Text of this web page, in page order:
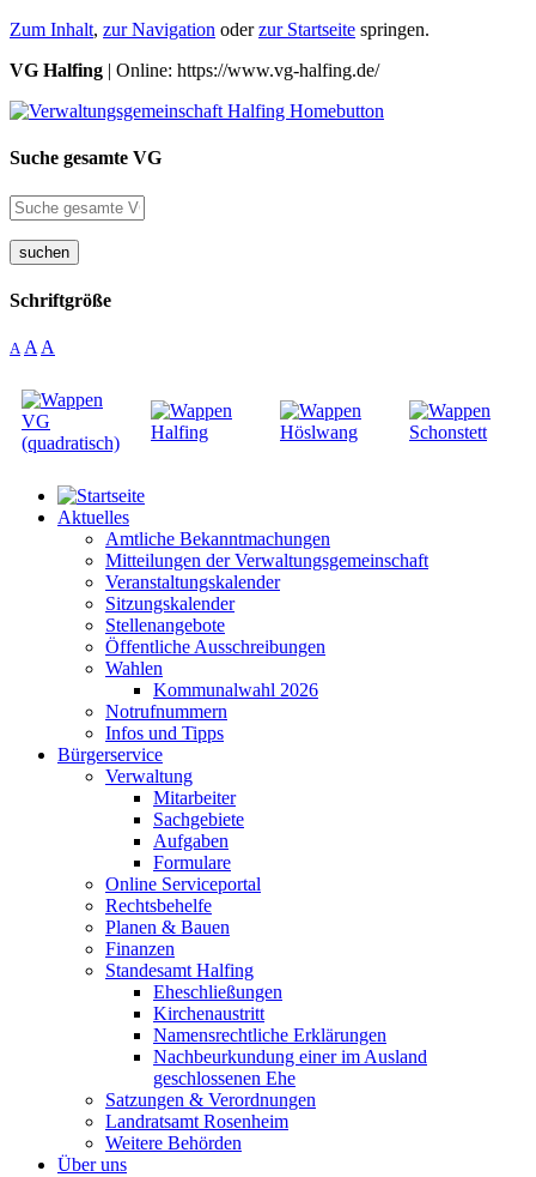
Zum Inhalt, zur Navigation oderzur Startseite springen.
VG Halfing | Online: https://www.vg-halfing.de/
Suche gesamte VG
suchen
Schriftgröße
A A A
Aktuelles
Amtliche Bekanntmachungen
Mitteilungen der Verwaltungsgemeinschaft
Veranstaltungskalender
Sitzungskalender
Stellenangebote
Öffentliche Ausschreibungen
Wahlen
Kommunalwahl 2026
Notrufnummern
Infos und Tipps
Bürgerservice
Verwaltung
Mitarbeiter
Sachgebiete
Aufgaben
Formulare
Online Serviceportal
Rechtsbehelfe
Planen & Bauen
Finanzen
Standesamt Halfing
Eheschließungen
Kirchenaustritt
Namensrechtliche Erklärungen
Nachbeurkundung einer im Ausland
geschlossenen Ehe
Satzungen & Verordnungen
Landratsamt Rosenheim
Weitere Behörden
Über uns